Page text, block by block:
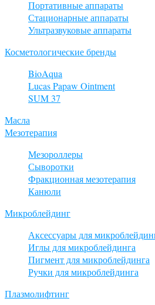
Портативные аппараты
Стационарные аппараты
Ультразвуковые аппараты
Косметологические бренды
BioAqua
Lucas Papaw Ointment
SUM 37
Масла
Мезотерапия
Мезороллеры
Сыворотки
Фракционная мезотерапия
Канюли
Микроблейдинг
Аксессуары для
Иглы для микроблейдинга
Пигмент для микроблейдинга
Ручки для микроблейдинга
Плазмолифтинг